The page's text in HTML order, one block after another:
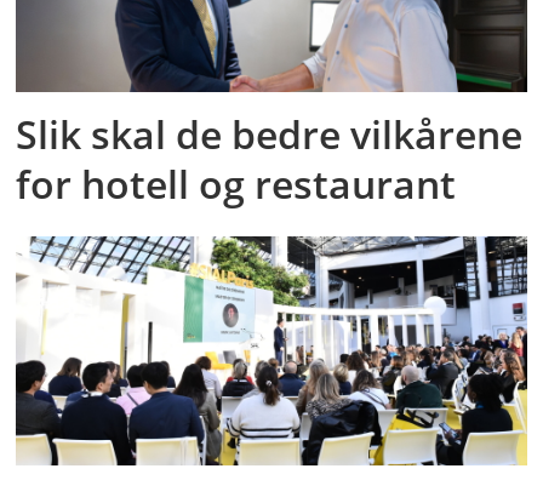
Slik skal de bedre vilkårene
for hotell og restaurant